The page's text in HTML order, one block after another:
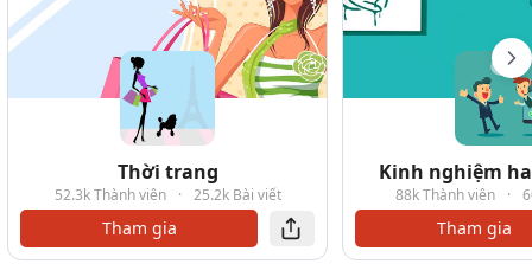
Thời trang
52.3k Thành viên · 25.2k Bài viết
Tham gia
Kinh nghiệm
88k Thành viên ·
Tham gia